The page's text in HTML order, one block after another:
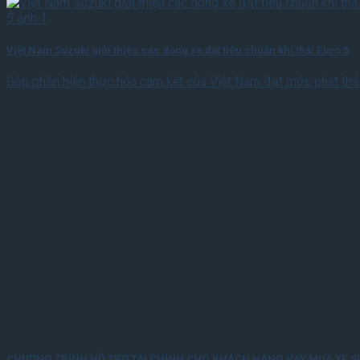
Việt Nam Suzuki giới thiệu các dòng xe đạt tiêu chuẩn khí thải Euro 5
Góp phần hiện thực hóa cam kết của Việt Nam đạt mức phát